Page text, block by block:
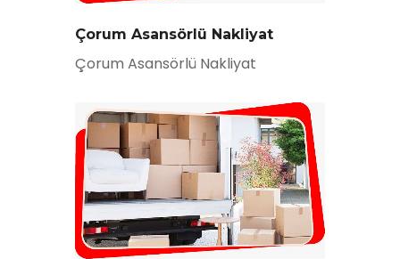
Çorum Asansörlü Nakliyat
Çorum Asansörlü Nakliyat